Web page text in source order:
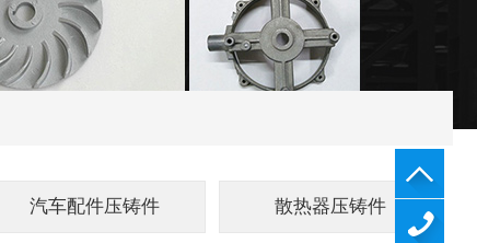
汽车配件压铸件 散热器压铸件